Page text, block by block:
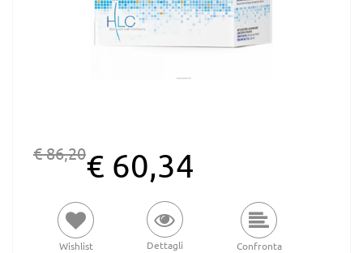
€ 86,20€ 60,34
Wishlist Dettagli Confronta